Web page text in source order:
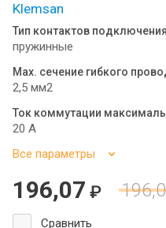
Klemsan
Тип контактов подключения
пружинные
Max. сечение гибкого
2,5 мм2
Ток коммутации
20 А
Все параметры
196,07 ₽
Сравнить